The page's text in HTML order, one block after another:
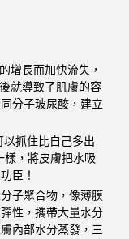
增長而加快流失，
就導致了肌膚的容
分子玻尿酸，建立
抓住比自己多出
，將皮膚把水吸
臣！
子聚合物，像薄膜
性，攜帶大量水分
內部水分蒸發，三